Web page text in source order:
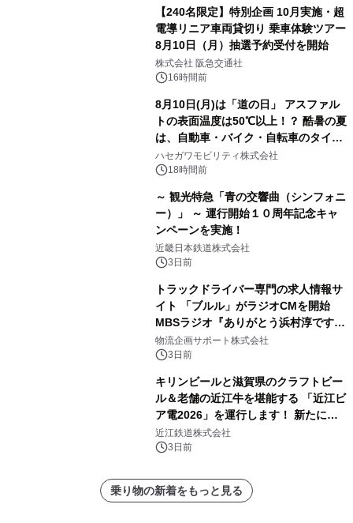
【240名限定】特別企画 10月実施・超
電導リニア車両貸切り 乗車体験ツアー
8月10日（月）抽選予約受付を開始
株式会社 阪急交通社
16時間前
8月10日(月)は「道の日」 アスファル
トの表面温度は50℃以上！？ 酷暑の夏
は、自動車・バイク・自転車のタイヤ
バーストが増加 簡単にできる予防法
をご紹介
ハセガワモビリティ株式会社
18時間前
～ 観光特急「青の交響曲（シンフォニ
ー）」 ～ 運行開始１０周年記念キャ
ンペーンを実施！
近畿日本鉄道株式会社
3日前
トラックドライバー専門の求人情報サ
イト 「ブルル」がラジオCMを開始
MBSラジオ『ありがとう浜村淳です』
にて8月1日(土)より
物流企画サポート株式会社
3日前
キリンビールと滋賀県のクラフトビー
ル＆老舗の近江牛を堪能する 「近江ビ
ア電2026」を運行します！ 新たに
「長濱浪漫ビール」が参加！キリン一
番搾り飲み放題が復活！
近江鉄道株式会社
3日前
乗り物の新着をもっと見る